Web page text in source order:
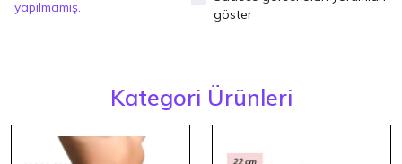
yapılmamış.
göster
Kategori Ürünleri